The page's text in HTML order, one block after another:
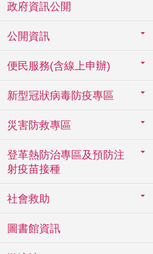
政府資訊公開
公開資訊
便民服務(含線上申辦)
新型冠狀病毒防疫專區
災害防救專區
登革熱防治專區及預防注
射疫苗接種
社會救助
圖書館資訊